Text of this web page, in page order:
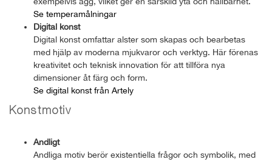
Se temperamålningar
Digital konst
Digital konst omfattar alster som skapas och bearbetas
med hjälp av moderna mjukvaror och verktyg. Här förenas
kreativitet och teknisk innovation för att tillföra nya
dimensioner åt färg och form.
Se digital konst från Artely
Konstmotiv
Andligt
Andliga motiv berör existentiella frågor och symbolik, med